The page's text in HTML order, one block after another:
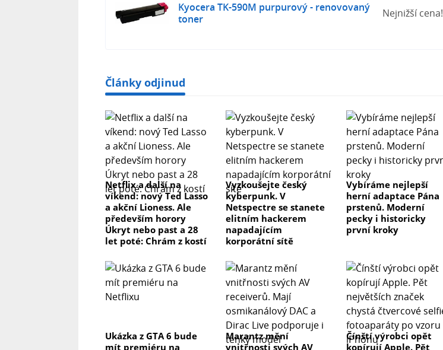
Kyocera TK-590M purpurový - renovovaný
toner
Nejnižší cena!
Články odjinud
Netflix a další na
víkend: nový Ted Lasso
a akční Lioness. Ale
především horory
Úkryt nebo past a 28
let poté: Chrám z kostí
Vyzkoušejte český
kyberpunk. V
Netspectre se stanete
elitním hackerem
napadajícím
korporátní sítě
Vybíráme nejlepší
herní adaptace Pána
prstenů. Moderní
pecky i historicky
první kroky
Ukázka z GTA 6 bude
mít premiéru na
Marantz mění
vnitřnosti svých AV
Čínští výrobci opět
kopírují Apple. Pět